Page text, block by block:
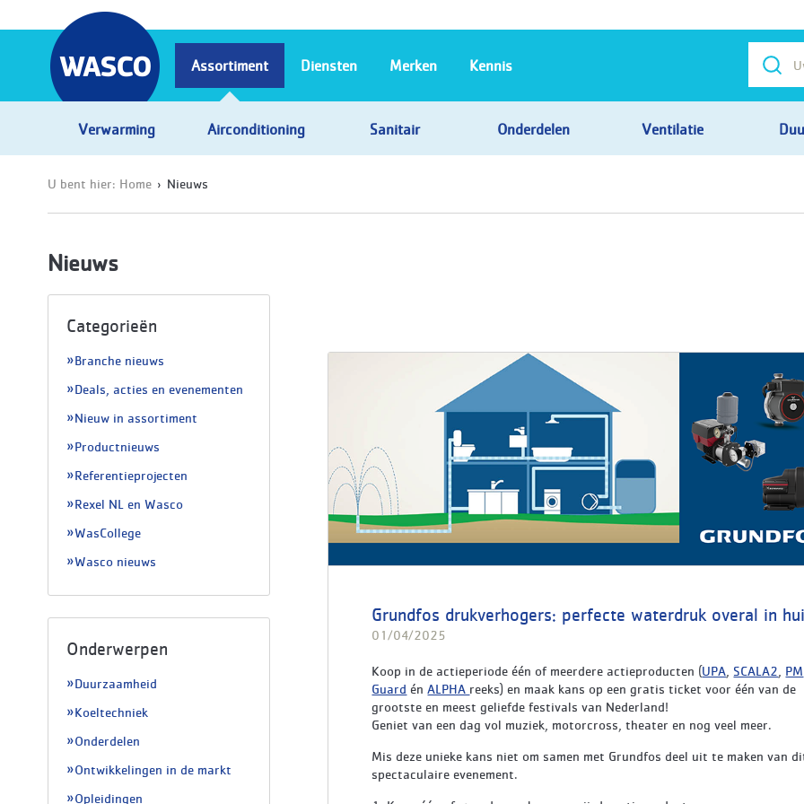
Assortiment
Verwarming Airconditioning Sanitair Onderdelen Ventilatie
Diensten Merken Kennis
U bent hier: Home Nieuws
Nieuws
Categorieën
Branche nieuws
Deals, acties en evenementen
Nieuw in assortiment
Productnieuws
Referentieprojecten
Rexel NL en Wasco
WasCollege
Wasco nieuws
Onderwerpen
Duurzaamheid
Koeltechniek
Onderdelen
Ontwikkelingen in de markt
Opleidingen
Grundfos drukverhogers: perfecte waterdruk overal in
01/04/2025
Koop in de actieperiode één of meerdere actieproducten (UPA SCALA2 PM
Guard én ALPHA reeks) en maak kans op een gratis ticket voor één van de
grootste en meest geliefde festivals van Nederland!
Geniet van een dag vol muziek, motorcross, theater en nog veel meer.
Mis deze unieke kans niet om samen met Grundfos deel uit te maken van
spectaculaire evenement.